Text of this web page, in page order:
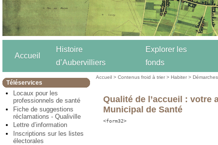
Accueil
Histoire
d’Aubervilliers
Explorer les
fonds
Téléservices
Locaux pour les
professionnels de santé
Fiche de suggestions
réclamations - Qualiville
Lettre d’information
Inscriptions sur les listes
électorales
Accueil >Contenus froid à trier >Habiter >
Qualité de l’accueil : votre
Municipal de Santé
<form32>